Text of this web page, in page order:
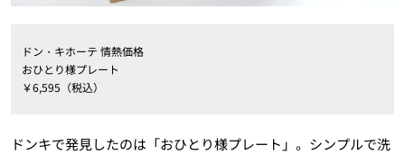
ドン・キホーテ 情熱価格
おひとり様プレート
￥6,595（税込）
ドンキで発見したのは「おひとり様プレート」。シンプルで洗